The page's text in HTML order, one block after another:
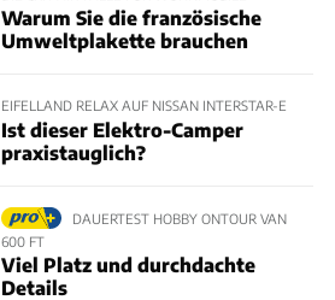
Warum Sie die französische
Umweltplakette brauchen
EIFELLAND RELAX AUF NISSAN INTERSTAR-E
Ist dieser Elektro-Camper
praxistauglich?
DAUERTEST HOBBY ONTOUR VAN
600 FT
Viel Platz und durchdachte
Details